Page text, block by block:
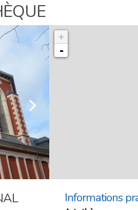
l
+
-
Informations